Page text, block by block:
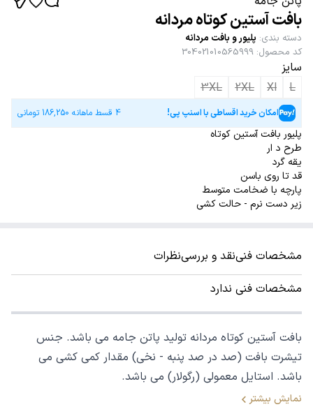
بافت آستین کوتاه مردانه
دسته بندی: پلیور و بافت مردانه
کد محصول:
304021010565999
سایز
L
Xl
2XL
3XL
امکان خرید اقساطی با اسنپ پی! 4 قسط ماهانه 186,250 تومانی
پلیور بافت آستین کوتاه
طرح د ار
یقه گرد
قد تا روی باسن
پارچه با ضخامت متوسط
زیر دست نرم - حالت کشی
مشخصات فنینقد و بررسینظرات
مشخصات فنی ندارد
بافت آستین کوتاه مردانه تولید پاتن جامه می باشد. جنس
تیشرت بافت (صد در صد پنبه - نخی) مقدار کمی کشی می
باشد. استایل معمولی (رگولار) می باشد.
نمایش بیشتر